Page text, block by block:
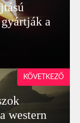
a
western
KÖVETKEZŐ